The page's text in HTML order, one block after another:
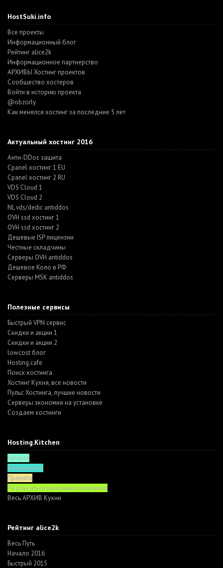
HostSuki.info
Все проекты
Информационный блог
Рейтинг alice2k
Информационное партнерство
АРХИВЫ Хостинг проектов
Cообщество хостеров
Войти в историю проекта
@obzorly
Как менялся хостинг за последние 5 лет
Актуальный хостинг 2016
Анти-DDos защита
Cpanel хостинг 1 EU
Cpanel хостинг 2 RU
VDS Cloud 1
VDS Cloud 2
NL vds/dedic antiddos
OVH ssd хостинг 1
OVH ssd хостинг 2
Дешевые ISP лицензии
Честные складчины
Серверы OVH antiddos
Дешевое Коло в РФ
Серверы MSK antiddos
Полезные сервисы
Быстрый VPN сервис
Скидки и акции 1
Скидки и акции 2
lowcost блог
Hosting.cafe
Поиск хостинга
Хостинг Кухня, все новости
Пульс Хостинга, лучшие новости
Серверы экономия на установке
Создаем хостинги
Hosting.Kitchen
Начало
Функционал
Правила
Подписаться на нужные компании
Весь АРХИВ Кухни
Рейтинг alice2k
Весь Путь
Начало 2016
Быстрый 2015